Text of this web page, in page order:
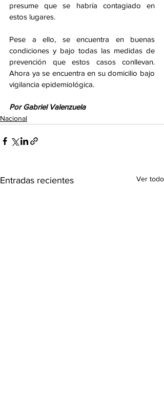
presume que se habría contagiado en
estos lugares.
Pese a ello, se encuentra en buenas
condiciones y bajo todas las medidas de
prevención que estos casos conllevan.
Ahora ya se encuentra en su domicilio bajo
vigilancia epidemiológica.
Por Gabriel Valenzuela
Nacional
Entradas recientes Ver todo